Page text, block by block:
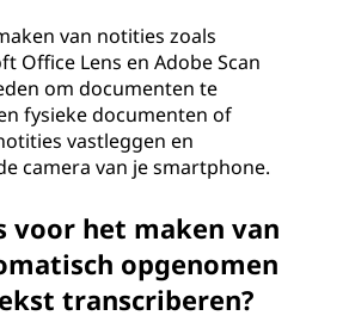
van notities zoals
Office Lens en Adobe Scan
om documenten te
fysieke documenten of
vastleggen en
camera van je smartphone.
voor het maken van
opgenomen
transcriberen?